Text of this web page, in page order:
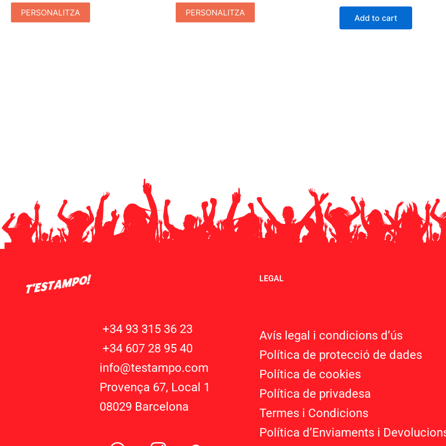
PERSONALITZA PERSONALITZA
Add to cart
+34 93 315 36 23
+34 607 28 95 40
info@testampo.com
Provença 67, Local 1
08029 Barcelona
W I G
LEGAL
Avís legal i condicions d’ús
Política de protecció de dades
Política de cookies
Política de privadesa
Termes i Condicions
Política d’Enviaments i